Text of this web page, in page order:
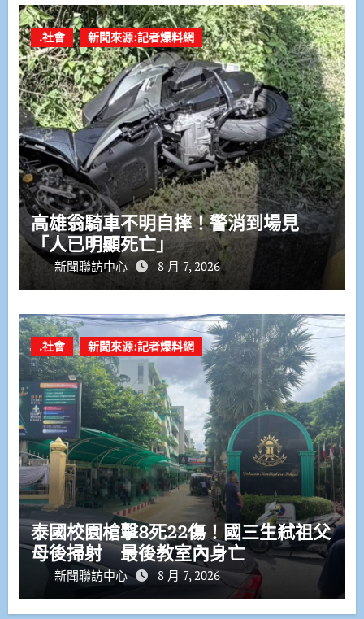
.社會 新聞來源:記者爆料網
高雄翁騎車不明自摔！警消到場見
「人已明顯死亡」
新聞聯訪中心 8 月 7, 2026
.社會 新聞來源:記者爆料網
泰國校園槍擊8死22傷！國三生弒祖父
母後掃射 最後教室內身亡
新聞聯訪中心 8 月 7, 2026